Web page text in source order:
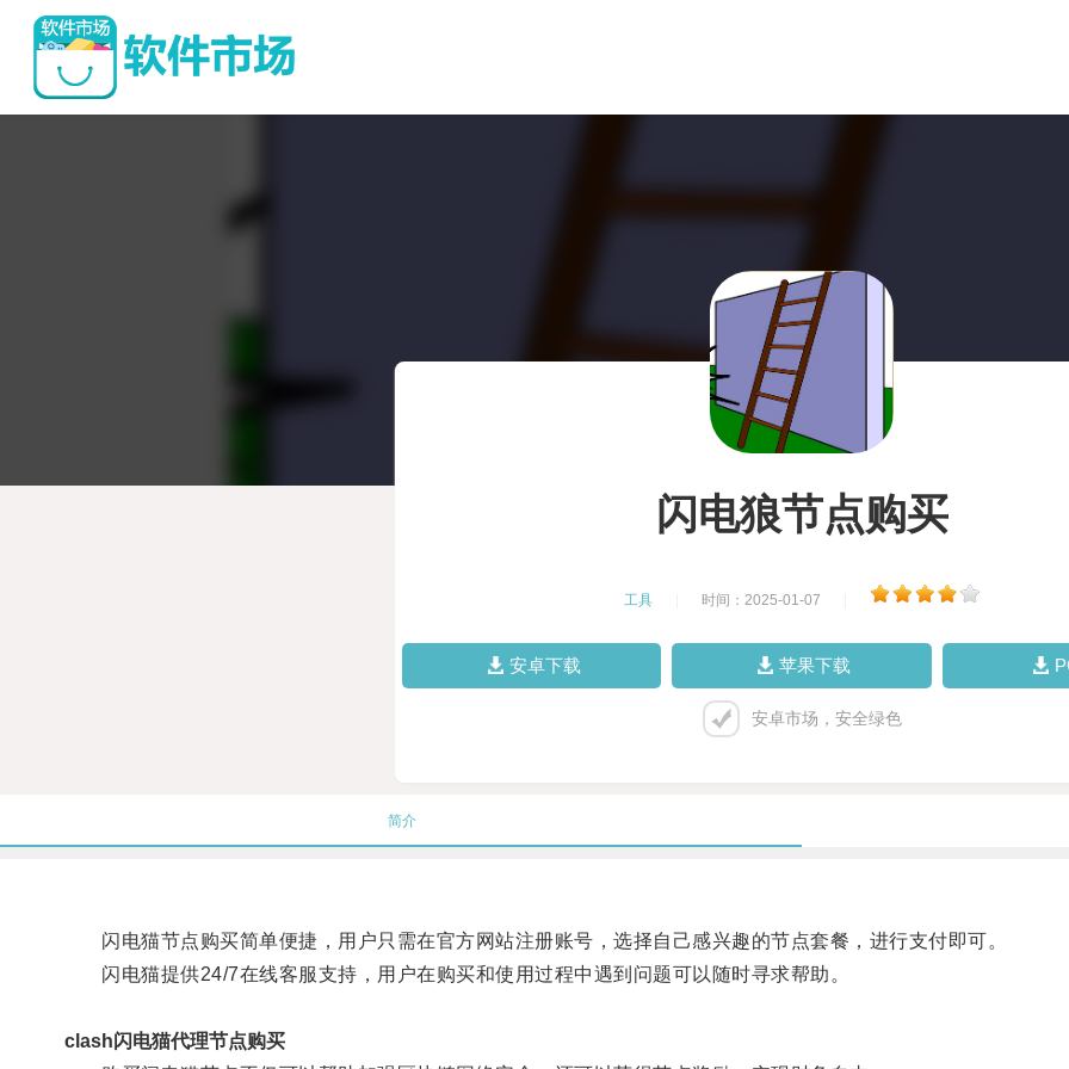
闪电狼节点购买
工具 时间：2025-01-07
安卓下载 苹果下载
安卓市场，安全绿色
简介
闪电猫节点购买简单便捷，用户只需在官方网站注册账号，选择自己感兴趣的节点套餐，进行支付即可。
闪电猫提供24/7在线客服支持，用户在购买和使用过程中遇到问题可以随时寻求帮助。
clash闪电猫代理节点购买